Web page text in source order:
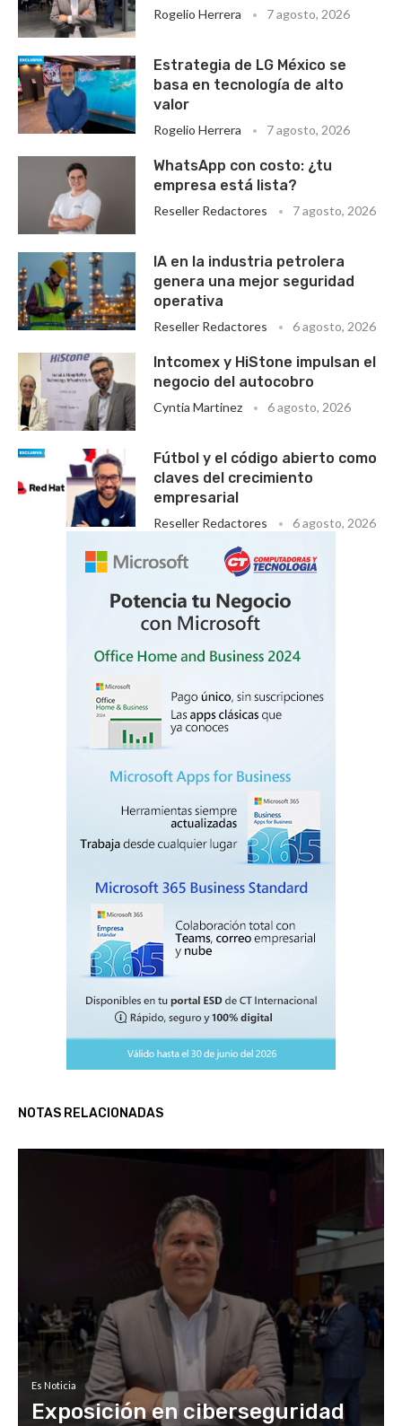
Rogelio Herrera 7 agosto, 2026
Estrategia de LG México se
basa en tecnología de alto
valor
Rogelio Herrera 7 agosto, 2026
WhatsApp con costo: ¿tu
empresa está lista?
Reseller Redactores 7 agosto, 2026
IA en la industria petrolera
genera una mejor seguridad
operativa
Reseller Redactores 6 agosto, 2026
Intcomex y HiStone impulsan el
negocio del autocobro
Cyntia Martinez 6 agosto, 2026
Fútbol y el código abierto como
claves del crecimiento
empresarial
Reseller Redactores 6 agosto, 2026
NOTAS RELACIONADAS
Es Noticia
Exposición en ciberseguridad